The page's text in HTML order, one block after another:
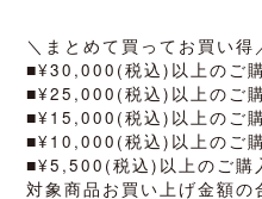
＼まとめて買ってお買い得
■¥30,000(税込)以上のご
■¥25,000(税込)以上のご
■¥15,000(税込)以上のご
■¥10,000(税込)以上のご
■¥5,500(税込)以上のご購
対象商品お買い上げ金額